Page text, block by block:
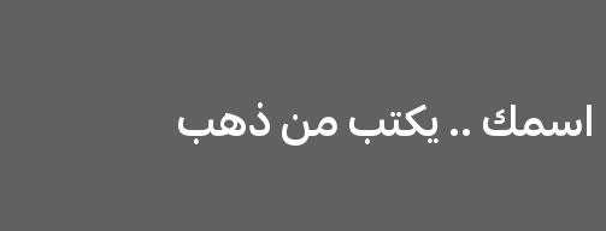
اسمك .. يكتب من ذهب